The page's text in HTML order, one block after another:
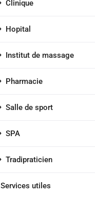
Clinique
Hopital
Institut de massage
Pharmacie
Salle de sport
SPA
Tradipraticien
Services utiles